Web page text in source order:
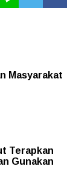
Masyarakat
Terapkan
Gunakan